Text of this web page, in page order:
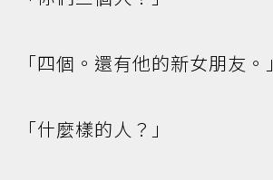
「四個。還有他的新女朋友。」
「什麼樣的人？」